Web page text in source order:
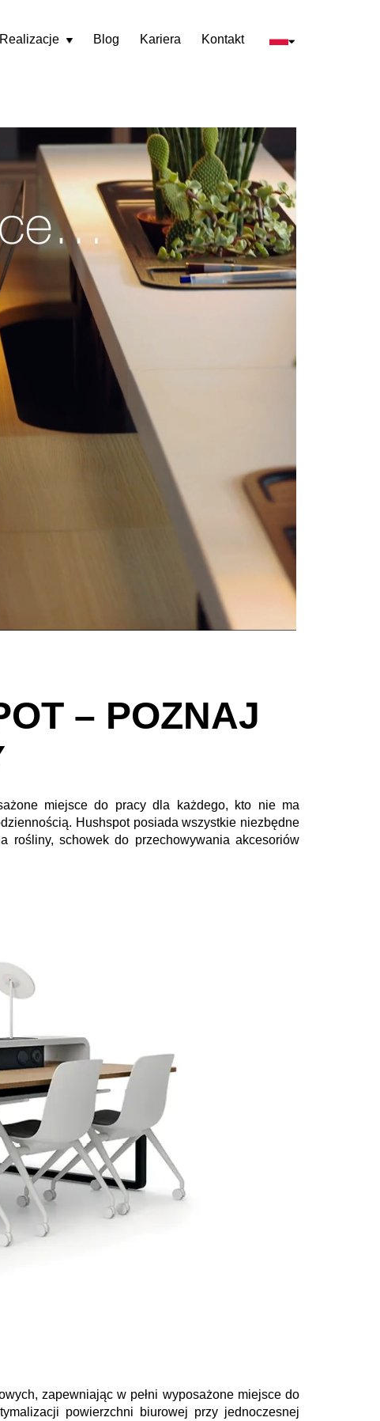
RealizacjeRozwiń
Blog Kariera Kontakt
– POZNAJ
miejsce do pracy dla każdego, kto nie ma
Hushspot posiada wszystkie niezbędne
rośliny, schowek do przechowywania akcesoriów
zapewniając w pełni wyposażone miejsce do
powierzchni biurowej przy jednoczesnej